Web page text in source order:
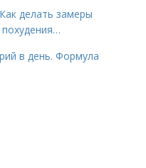
делать замеры
в день. Формула